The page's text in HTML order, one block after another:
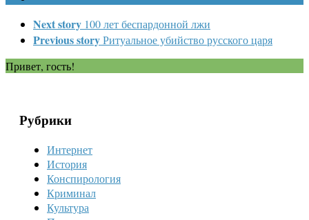
Next story 100 лет беспардонной лжи
Previous storyРитуальное убийство русского царя
Привет, гость!
Рубрики
Интернет
История
Конспирология
Криминал
Культура